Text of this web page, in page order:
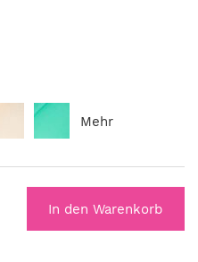
Mehr
In den Warenkorb